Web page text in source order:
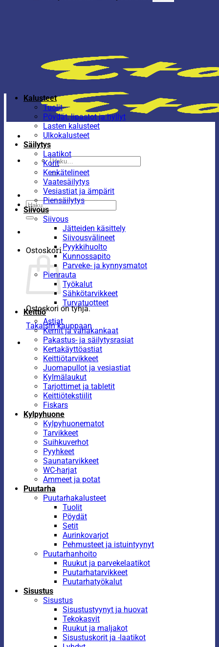
Etsi:
Etsi:
Ostoskori
Ostoskori on tyhjä.
Takaisin kauppaan
Kalusteet
Tuolit
Pöydät, lipastot ja hyllyt
Lasten kalusteet
Ulkokalusteet
Säilytys
Laatikot
Korit
Kenkätelineet
Vaatesäilytys
Vesiastiat ja ämpärit
Piensäilytys
Siivous
Siivous
Jätteiden käsittely
Siivousvälineet
Pyykkihuolto
Kunnossapito
Parveke- ja kynnysmatot
Pienrauta
Työkalut
Sähkötarvikkeet
Turvatuotteet
Keittiö
Astiat
Kernit ja vahakankaat
Pakastus- ja säilytysrasiat
Kertakäyttöastiat
Keittiötarvikkeet
Juomapullot ja vesiastiat
Kylmälaukut
Tarjottimet ja tabletit
Keittiötekstiilit
Fiskars
Kylpyhuone
Kylpyhuonematot
Tarvikkeet
Suihkuverhot
Pyyhkeet
Saunatarvikkeet
WC-harjat
Ammeet ja potat
Puutarha
Puutarhakalusteet
Tuolit
Pöydät
Setit
Aurinkovarjot
Pehmusteet ja istuintyynyt
Puutarhanhoito
Ruukut ja parvekelaatikot
Puutarhatarvikkeet
Puutarhatyökalut
Sisustus
Sisustus
Sisustustyynyt ja huovat
Tekokasvit
Ruukut ja maljakot
Sisustuskorit ja -laatikot